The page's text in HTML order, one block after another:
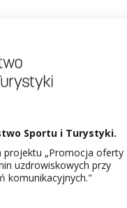
Sportu i Turystyki.
projektu „Promocja oferty
uzdrowiskowych przy
komunikacyjnych."